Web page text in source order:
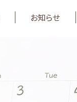
お知らせ